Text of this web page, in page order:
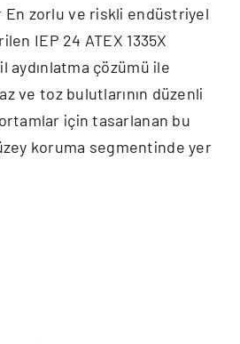
En zorlu ve riskli endüstriyel
IEP 24 ATEX 1335X
aydınlatma çözümü ile
ve toz bulutlarının düzenli
için tasarlanan bu
koruma segmentinde yer